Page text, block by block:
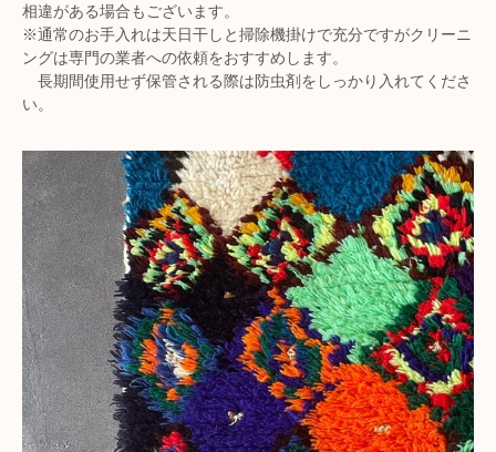
相違がある場合もございます。
※通常のお手入れは天日干しと掃除機掛けで充分ですがクリーニ
ングは専門の業者への依頼をおすすめします。
長期間使用せず保管される際は防虫剤をしっかり入れてくださ
い。